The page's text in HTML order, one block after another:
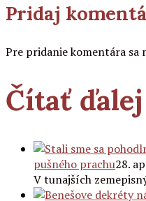
Pridaj
Pre pridanie komentára sa
Čítať ďalej
pušného prachu28.
V tunajších